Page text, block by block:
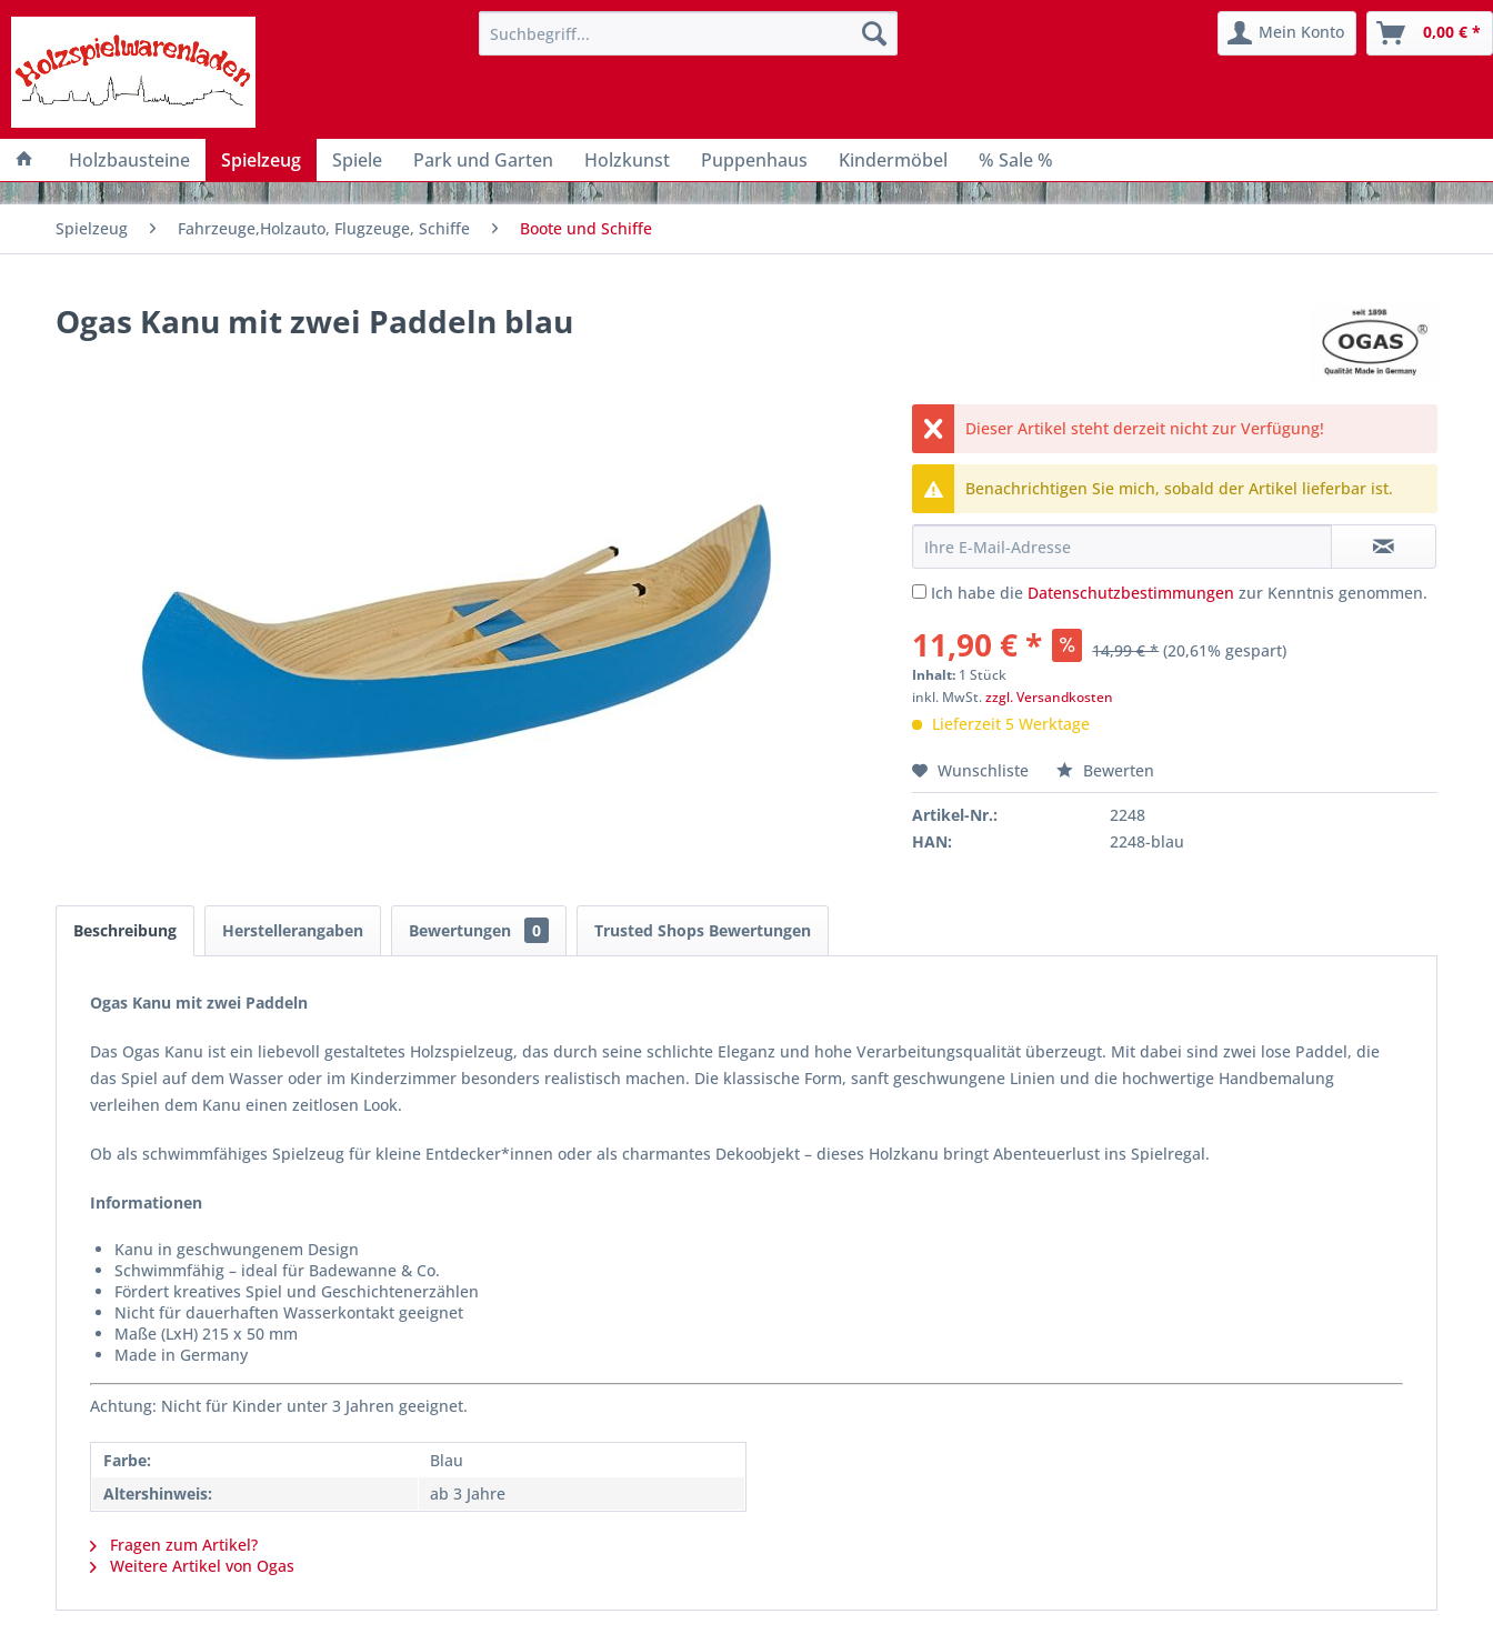
Mein Konto 0,00 € *
Holzbausteine Spielzeug Spiele Park und Garten Holzkunst Puppenhaus Kindermöbel % Sale %
Spielzeug Fahrzeuge,Holzauto, Flugzeuge, Schiffe Boote und Schiffe
Ogas Kanu mit zwei Paddeln blau
Dieser Artikel steht derzeit nicht zur Verfügung!
Benachrichtigen Sie mich, sobald der Artikel lieferbar ist.
Ich habe die Datenschutzbestimmungen zur Kenntnis genommen.
11,90 € * 14,99 € * (20,61% gespart)
Inhalt: 1 Stück
inkl. MwSt.zzgl. Versandkosten
Lieferzeit 5 Werktage
Wunschliste Bewerten
Artikel-Nr.:
2248
HAN:
2248-blau
Beschreibung Herstellerangaben Bewertungen 0 Trusted Shops Bewertungen
Ogas Kanu mit zwei Paddeln
Das Ogas Kanu ist ein liebevoll gestaltetes Holzspielzeug, das durch seine schlichte Eleganz und hohe Verarbeitungsqualität überzeugt. Mit dabei sind zwei lose Paddel, die
das Spiel auf dem Wasser oder im Kinderzimmer besonders realistisch machen. Die klassische Form, sanft geschwungene Linien und die hochwertige Handbemalung
verleihen dem Kanu einen zeitlosen Look.
Ob als schwimmfähiges Spielzeug für kleine Entdecker*innen oder als charmantes Dekoobjekt – dieses Holzkanu bringt Abenteuerlust ins Spielregal.
Informationen
Kanu in geschwungenem Design
Schwimmfähig – ideal für Badewanne & Co.
Fördert kreatives Spiel und Geschichtenerzählen
Nicht für dauerhaften Wasserkontakt geeignet
Maße (LxH) 215 x 50 mm
Made in Germany
Achtung: Nicht für Kinder unter 3 Jahren geeignet.
Farbe:
Blau
Altershinweis:
ab 3 Jahre
Fragen zum Artikel?
Weitere Artikel von Ogas